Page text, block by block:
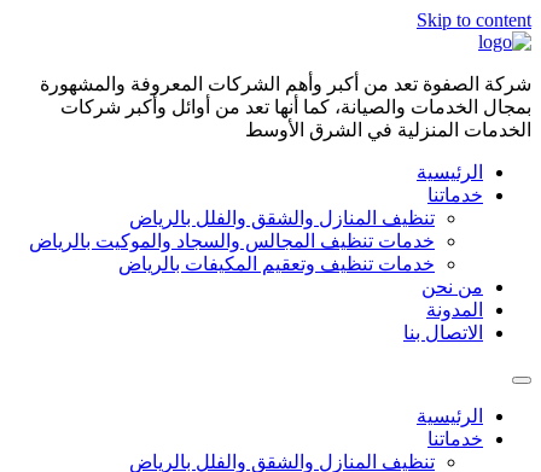
Skip to content
شركة الصفوة تعد من أكبر وأهم الشركات المعروفة والمشهورة
بمجال الخدمات والصيانة، كما أنها تعد من أوائل وأكبر شركات
الخدمات المنزلية في الشرق الأوسط
الرئيسية
خدماتنا
تنظيف المنازل والشقق والفلل بالرياض
خدمات تنظيف المجالس والسجاد والموكيت بالرياض
خدمات تنظيف وتعقيم المكيفات بالرياض
من نحن
المدونة
الاتصال بنا
الرئيسية
خدماتنا
تنظيف المنازل والشقق والفلل بالرياض